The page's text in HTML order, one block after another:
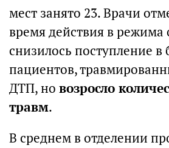
мест занято 23. Врачи
время действия в режима
снизилось поступление в
пациентов,
ДТП, но возросло
травм.
В среднем в отделении